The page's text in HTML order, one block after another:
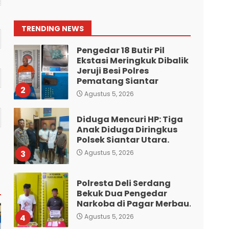
TRENDING NEWS
1 Agustus 5, 2026
2
Pengedar 18 Butir Pil
Ekstasi Meringkuk Dibalik
Jeruji Besi Polres
Pematang Siantar
Agustus 5, 2026
3
Diduga Mencuri HP: Tiga
Anak Diduga Diringkus
Polsek Siantar Utara.
Agustus 5, 2026
4
Polresta Deli Serdang
Bekuk Dua Pengedar
Narkoba di Pagar Merbau.
Agustus 5, 2026